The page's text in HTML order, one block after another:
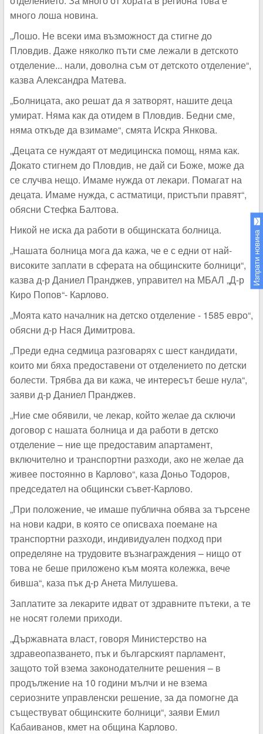
много лоша новина.
„Лошо. Не всеки има възможност да стигне до
Пловдив. Даже няколко пъти сме лежали в детското
отделение... нали, доволна съм от детското отделение“,
казва Александра Матева.
„Болницата, ако решат да я затворят, нашите деца
умират. Няма как да отидем в Пловдив. Бедни сме,
няма откъде да взимаме“, смята Искра Янкова.
„Децата се нуждаят от медицинска помощ, няма как.
Докато стигнем до Пловдив, не дай си Боже, може да
се случва нещо. Имаме нужда от лекари. Помагат на
децата. Имаме нужда, с астматици, пристъпи правят“,
обясни Стефка Балтова.
Никой не иска да работи в общинската болница.
„Нашата болница мога да кажа, че е с едни от най-
високите заплати в сферата на общинските болници“,
казва д-р Даниел Пранджев, управител на МБАЛ „Д-р
Киро Попов“- Карлово.
„Моята като началник на детско отделение - 1585 евро“,
обясни д-р Нася Димитрова.
„Преди една седмица разговарях с шест кандидати,
които ми бяха предоставени от отделението по детски
болести. Трябва да ви кажа, че интересът беше нула“,
заяви д-р Даниел Пранджев.
„Ние сме обявили, че лекар, който желае да сключи
договор с нашата болница и да работи в детско
отделение – ние ще предоставим апартамент,
включително и транспортни разходи, ако не желае да
живее постоянно в Карлово“, каза Доньо Тодоров,
председател на общински съвет-Карлово.
„При положение, че имаше публична обява за търсене
на нови кадри, в която се описваха поемане на
транспортни разходи, индивидуален подход при
определяне на трудовите възнаграждения – нищо от
това не беше приложено към моята колежка, вече
бивша“, каза пък д-р Анета Милушева.
Заплатите за лекарите идват от здравните пътеки, а те
не носят големи приходи.
„Държавната власт, говоря Министерство на
здравеопазването, пък и българският парламент,
защото той взема законодателните решения – в
продължение на 10 години мълчи и не взема
сериозните управленски решение, за да помогне да
съществуват общинските болници“, заяви Емил
Кабаиванов, кмет на община Карлово.
Изпрати новина